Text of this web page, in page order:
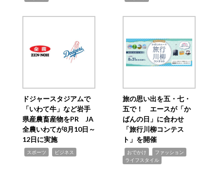
ドジャースタジアムで
「いわて牛」など岩手
県産農畜産物をPR JA
全農いわてが8月10日～
12日に実施
スポーツ ビジネス
旅の思い出を五・七・
五で！ エースが「か
ばんの日」に合わせ
「旅行川柳コンテス
ト」を開催
おでかけ ファッション
ライフスタイル